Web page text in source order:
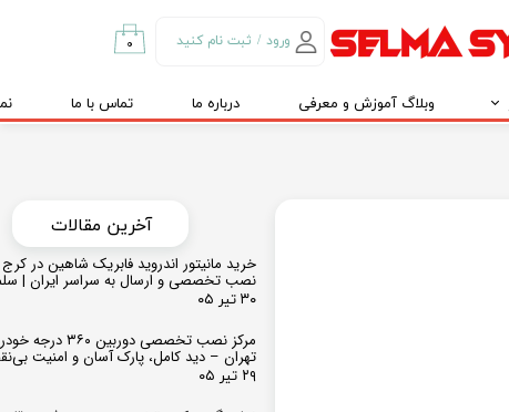
ورود / ثبت نام کنید
تغییر گذر واژه
۰
وبلاگ آموزش و معرفی درباره ما تماس با ما
خرید مانیتور اندروید فابریک شاهین در
نصب تخصصی و ارسال به سراسر ایران |
۳۰ تیر ۰۵
مرکز نصب تخصصی
تهران – دید کامل، پارک آسان و امنیت
۲۹ تیر ۰۵
​​آخرین مقالات